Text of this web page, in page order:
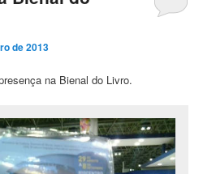
de 2013
na Bienal do Livro.